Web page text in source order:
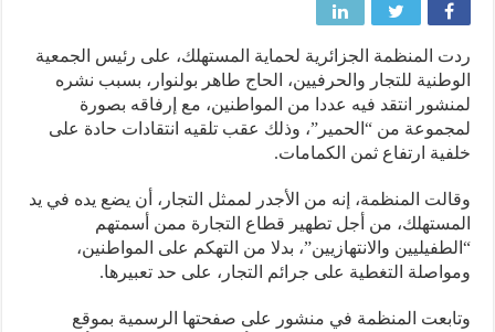
المنظمة الجزائرية لحماية المستهلك، على رئيس الجمعية
للتجار والحرفيين، الحاج طاهر بولنوار، بسبب نشره
انتقد فيه عددا من المواطنين، مع إرفاقه بصورة
من “الحمير”، وذلك عقب تلقيه انتقادات حادة على
ارتفاع ثمن الكمامات.
المنظمة، إنه من الأجدر لممثل التجار، أن يضع يده في يد
من أجل تطهير قطاع التجارة ممن أسمتهم
والانتهازيين”، بدلا من التهكم على المواطنين،
التغطية على جرائم التجار، على حد تعبيرها.
المنظمة في منشور على صفحتها الرسمية بموقع